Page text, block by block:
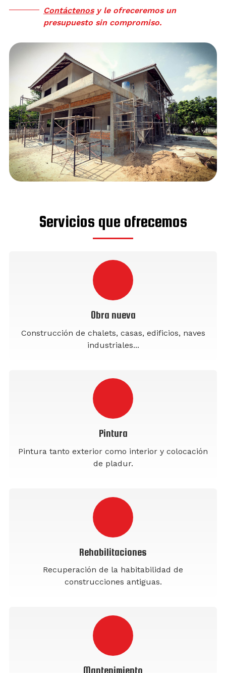
personalizadas, adaptadas a las necesidades de cada
cliente y a las características de cada proyecto.
Contáctenosy le ofreceremos un
presupuesto sin compromiso.
Servicios que ofrecemos
Obra nueva
Construcción de chalets, casas, edificios, naves
industriales...
Pintura
Pintura tanto exterior como interior y colocación
de pladur.
Rehabilitaciones
Recuperación de la habitabilidad de
construcciones antiguas.
Mantenimiento